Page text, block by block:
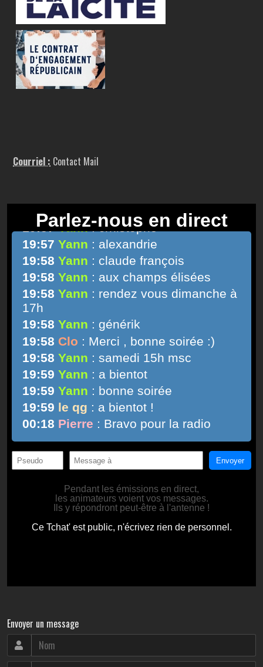
Courriel : Contact Mail
Envoyer un message